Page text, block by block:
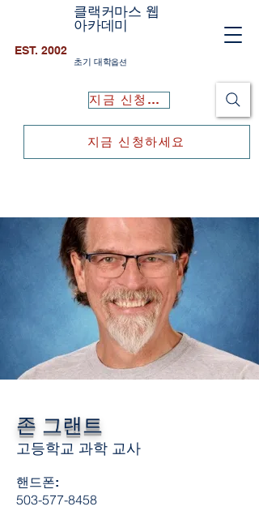
클랙커마스 웹
아카데미
초기 대학옵션
EST. 2002
지금 신청하세요
지금 신청하세요
존 그랜트
고등학교 과학 교사
핸드폰:
503-577-8458